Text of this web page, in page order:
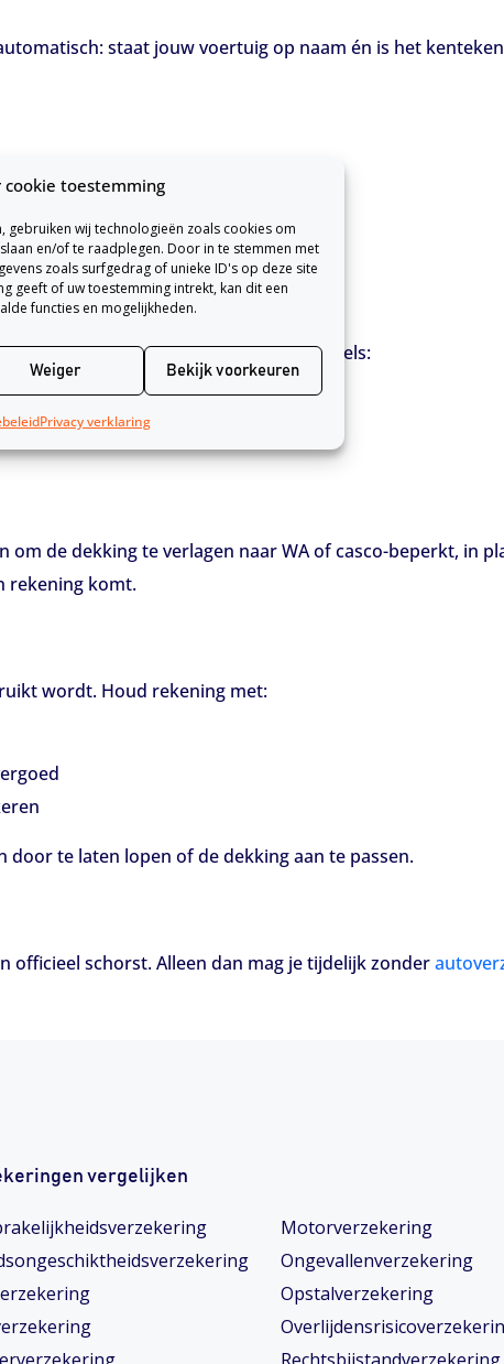
cookie toestemming
gebruiken wij technologieën zoals cookies om
en/of te raadplegen. Door in te stemmen met
zoals surfgedrag of unieke ID's op deze site
geeft of uw toestemming intrekt, kan dit een
functies en mogelijkheden.
Weiger Bekijk voorkeuren
Privacy verklaring
staat jouw voertuig op naam én is het
Tijdens een schorsing gelden deze regels:
de dekking te verlagen naar WA of casco-beperkt, in
rekening komt.
wordt. Houd rekening met:
te laten lopen of de dekking aan te passen.
officieel schorst. Alleen dan mag je tijdelijk zonder
vergelijken
Motorverzekering
Ongevallenverzekering
Opstalverzekering